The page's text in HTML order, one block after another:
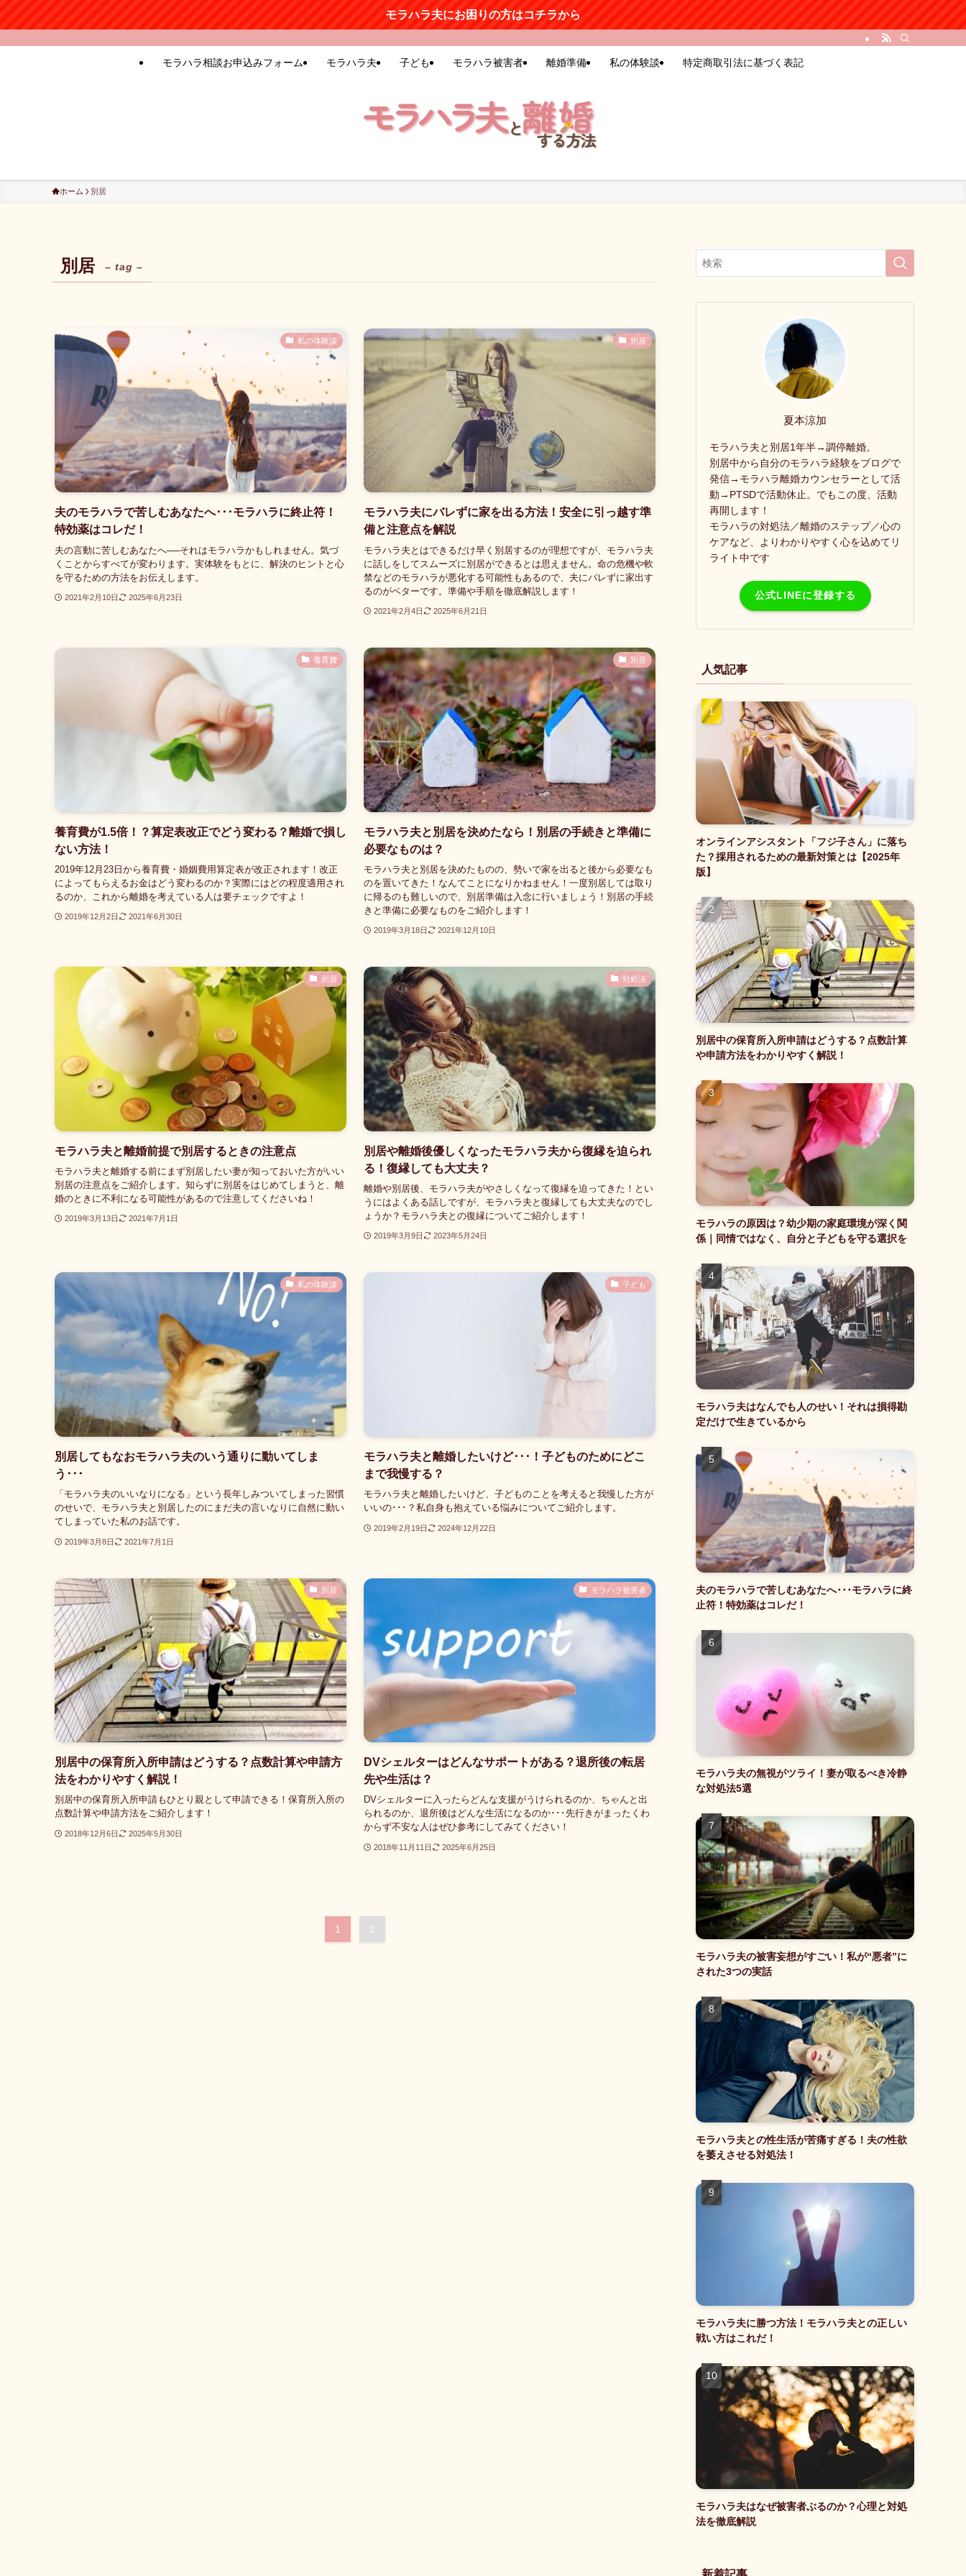
モラハラ夫にお困りの方はコチラから
モラハラ相談お申込みフォーム モラハラ夫 子ども モラハラ被害者 離婚準備 私の体験談 特定商取引法に基づく表記
ホーム 別居
別居 – tag –
私の体験談
夫のモラハラで苦しむあなたへ･･･モラハラに終止符！
特効薬はコレだ！
夫の言動に苦しむあなたへ──それはモラハラかもしれません。気づ
くことからすべてが変わります。実体験をもとに、解決のヒントと心
を守るための方法をお伝えします。
2021年2月10日 2025年6月23日
別居
モラハラ夫にバレずに家を出る方法！安全に引っ越す準
備と注意点を解説
モラハラ夫とはできるだけ早く別居するのが理想ですが、モラハラ夫
に話しをしてスムーズに別居ができるとは思えません。命の危機や軟
禁などのモラハラが悪化する可能性もあるので、夫にバレずに家出す
るのがベターです。準備や手順を徹底解説します！
2021年2月4日 2025年6月21日
養育費
養育費が1.5倍！？算定表改正でどう変わる？離婚で損し
ない方法！
2019年12月23日から養育費・婚姻費用算定表が改正されます！改正
によってもらえるお金はどう変わるのか？実際にはどの程度適用され
るのか、これから離婚を考えている人は要チェックですよ！
2019年12月2日 2021年6月30日
別居
モラハラ夫と別居を決めたなら！別居の手続きと準備に
必要なものは？
モラハラ夫と別居を決めたものの、勢いで家を出ると後から必要なも
のを置いてきた！なんてことになりかねません！一度別居しては取り
に帰るのも難しいので、別居準備は入念に行いましょう！別居の手続
きと準備に必要なものをご紹介します！
2019年3月18日 2021年12月10日
別居
モラハラ夫と離婚前提で別居するときの注意点
モラハラ夫と離婚する前にまず別居したい妻が知っておいた方がいい
別居の注意点をご紹介します。知らずに別居をはじめてしまうと、離
婚のときに不利になる可能性があるので注意してくださいね！
2019年3月13日 2021年7月1日
対処法
別居や離婚後優しくなったモラハラ夫から復縁を迫られ
る！復縁しても大丈夫？
離婚や別居後、モラハラ夫がやさしくなって復縁を迫ってきた！とい
うにはよくある話しですが、モラハラ夫と復縁しても大丈夫なのでし
ょうか？モラハラ夫との復縁についてご紹介します！
2019年3月9日 2023年5月24日
私の体験談
別居してもなおモラハラ夫のいう通りに動いてしま
う･･･
「モラハラ夫のいいなりになる」という長年しみついてしまった習慣
のせいで、モラハラ夫と別居したのにまだ夫の言いなりに自然に動い
てしまっていた私のお話です。
2019年3月8日 2021年7月1日
子ども
モラハラ夫と離婚したいけど･･･！子どものためにどこ
まで我慢する？
モラハラ夫と離婚したいけど、子どものことを考えると我慢した方が
いいの･･･？私自身も抱えている悩みについてご紹介します。
2019年2月19日 2024年12月22日
別居
別居中の保育所入所申請はどうする？点数計算や申請方
法をわかりやすく解説！
別居中の保育所入所申請もひとり親として申請できる！保育所入所の
点数計算や申請方法をご紹介します！
2018年12月6日 2025年5月30日
モラハラ被害者
DVシェルターはどんなサポートがある？退所後の転居
先や生活は？
DVシェルターに入ったらどんな支援がうけられるのか、ちゃんと出
られるのか、退所後はどんな生活になるのか･･･先行きがまったくわ
からず不安な人はぜひ参考にしてみてください！
2018年11月11日 2025年6月25日
1 2
夏本涼加
モラハラ夫と別居1年半→調停離婚。
別居中から自分のモラハラ経験をブログで
発信→モラハラ離婚カウンセラーとして活
動→PTSDで活動休止。でもこの度、活動
再開します！
モラハラの対処法／離婚のステップ／心の
ケアなど、よりわかりやすく心を込めてリ
ライト中です
公式LINEに登録する
人気記事
オンラインアシスタント「フジ子さん」に落ち
た？採用されるための最新対策とは【2025年
版】
別居中の保育所入所申請はどうする？点数計算
や申請方法をわかりやすく解説！
モラハラの原因は？幼少期の家庭環境が深く関
係｜同情ではなく、自分と子どもを守る選択を
モラハラ夫はなんでも人のせい！それは損得勘
定だけで生きているから
夫のモラハラで苦しむあなたへ･･･モラハラに終
止符！特効薬はコレだ！
モラハラ夫の無視がツライ！妻が取るべき冷静
な対処法5選
モラハラ夫の被害妄想がすごい！私が“悪者”に
された3つの実話
モラハラ夫との性生活が苦痛すぎる！夫の性欲
を萎えさせる対処法！
モラハラ夫に勝つ方法！モラハラ夫との正しい
戦い方はこれだ！
モラハラ夫はなぜ被害者ぶるのか？心理と対処
法を徹底解説